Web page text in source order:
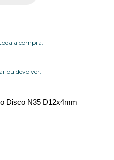
a compra.
ou devolver.
Disco N35 D12x4mm